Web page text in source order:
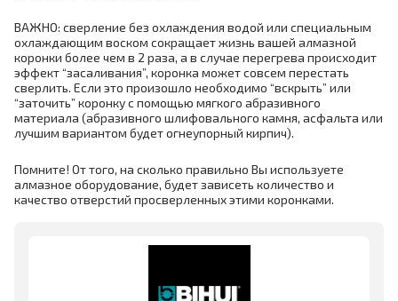
ВАЖНО: сверление без охлаждения водой или специальным
охлаждающим воском сокращает жизнь вашей алмазной
коронки более чем в 2 раза, а в случае перегрева происходит
эффект “засаливания”, коронка может совсем перестать
сверлить. Если это произошло необходимо “вскрыть” или
“заточить” коронку с помощью мягкого абразивного
материала (абразивного шлифовального камня, асфальта или
лучшим вариантом будет огнеупорный кирпич).
Помните! От того, на сколько правильно Вы используете
алмазное оборудование, будет зависеть количество и
качество отверстий просверленных этими коронками.